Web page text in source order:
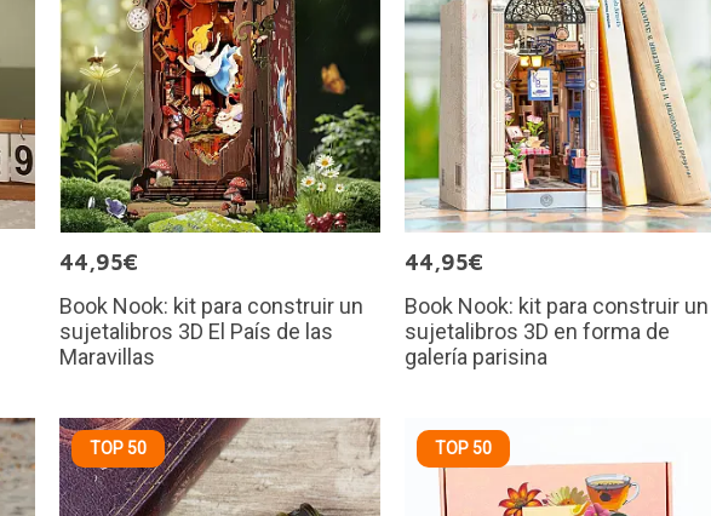
44,95€
Book Nook: kit para construir un
sujetalibros 3D El País de las
Maravillas
44,95€
Book Nook: kit para construir un
sujetalibros 3D en forma de
galería parisina
TOP 50 TOP 50